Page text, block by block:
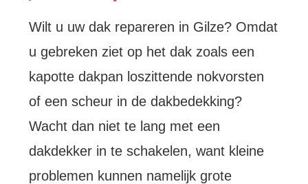
Wilt u uw dak repareren in Gilze? Omdat
u gebreken ziet op het dak zoals een
kapotte dakpan loszittende nokvorsten
of een scheur in de dakbedekking?
Wacht dan niet te lang met een
dakdekker in te schakelen, want kleine
problemen kunnen namelijk grote